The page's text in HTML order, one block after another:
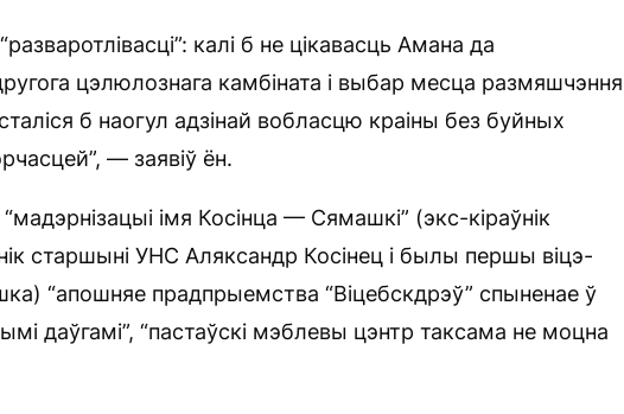
калі б не цікавасць Амана да
цэлюлознага камбіната і выбар месца размяшчэння
б наогул адзінай вобласцю краіны без буйных
— заявіў ён.
імя Косінца — Сямашкі” (экс-кіраўнік
старшыні УНС Аляксандр Косінец і былы першы віцэ-
“апошняе прадпрыемства “Віцебскдрэў” спыненае ў
даўгамі”, “пастаўскі мэблевы цэнтр таксама не моцна